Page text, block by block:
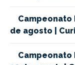
Campeonato
de agosto |
Campeonato